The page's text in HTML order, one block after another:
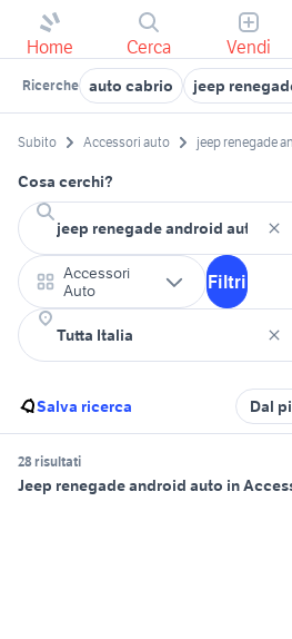
Home Cerca Vendi
Ricerche auto cabrio jeep
Subito Accessori auto jeep renegade
Cosa cerchi?
Accessori
Auto
Filtri
Salva ricerca Dal
28 risultati
Jeep renegade android auto in